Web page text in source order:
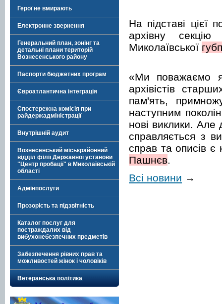
Герої не вмирають
Електронне звернення
Генеральний план, зонінг та
детальні плани територій
Вознесенського району
Паспорти бюджетних програм
Євроатлантична інтеграція
Спостережна комісія при
райдержадміністрації
Внутрішній аудит
Вознесенський міськрайонний
відділ філії Державної установи
"Центр пробації" в Миколаївській
області
Адмінпослуги
Прозорість та підзвітність
Каталог послуг для
постраждалих від
вибухонебезпечних предметів
Забезпечення рівних прав та
можливостей жінок і чоловіків
Ветеранська політика
На підставі цієї
архівну секцію
Миколаївської
«Ми поважаємо
архівістів
пам'ять,
наступним
нові виклики. Але
справляється з
справ та описів
Пашнєв.
Всі новини →